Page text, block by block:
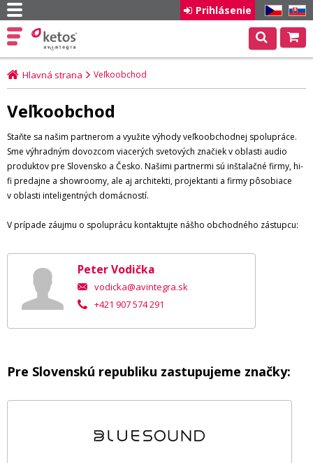
CZ SK
Prihlásenie
Hlavná strana Veľkoobchod
Veľkoobchod
Staňte sa našim partnerom a využite výhody veľkoobchodnej spolupráce.
Sme výhradným dovozcom viacerých svetových značiek v oblasti audio
produktov pre Slovensko a Česko. Našimi partnermi sú inštalačné firmy, hi-
fi predajne a showroomy, ale aj architekti, projektanti a firmy pôsobiace
v oblasti inteligentných domácností.
V prípade záujmu o spoluprácu kontaktujte nášho obchodného zástupcu:
Peter Vodička
vodicka@avintegra.sk
+421 907 574 291
Pre Slovenskú republiku zastupujeme značky: